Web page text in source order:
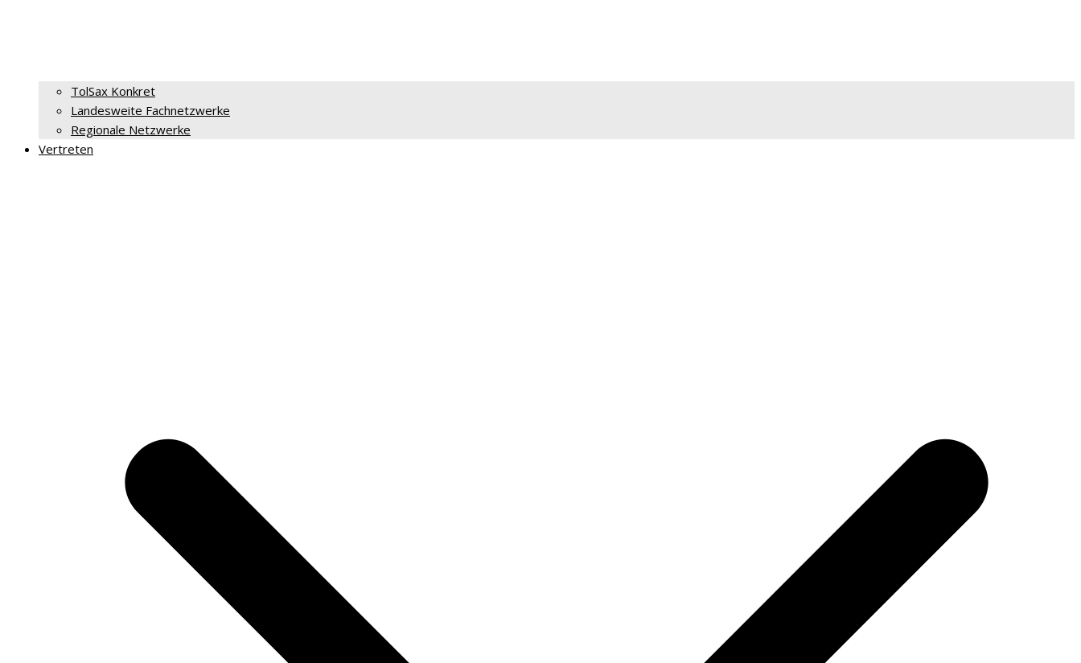
TolSax Konkret
Landesweite Fachnetzwerke
Regionale Netzwerke
Vertreten